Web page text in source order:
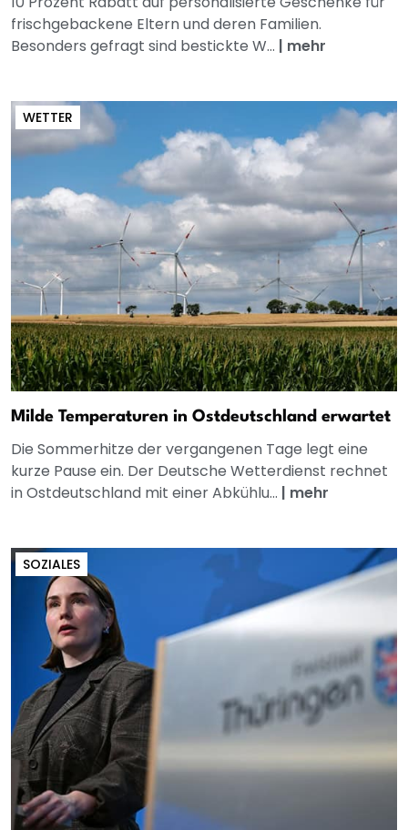
frischgebackene Eltern und deren Familien.
Besonders gefragt sind bestickte W... | mehr
WETTER
Milde Temperaturen in Ostdeutschland erwartet
Die Sommerhitze der vergangenen Tage legt eine
kurze Pause ein. Der Deutsche Wetterdienst rechnet
in Ostdeutschland mit einer Abkühlu... | mehr
SOZIALES